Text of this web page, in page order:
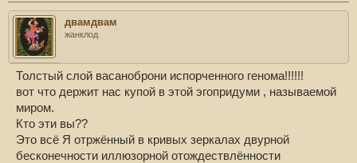
двамдвам
жанклод
Толстый слой васаноброни испорченного генома!!!!!!
вот что держит нас купой в этой эгопридуми , называемой
миром.
Кто эти вы??
Это всё Я отржённый в кривых зеркалах двурной
бесконечности иллюзорной отождествлённости